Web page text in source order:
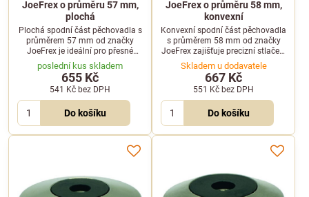
JoeFrex o průměru 57 mm,
plochá
Plochá spodní část pěchovadla s
průměrem 57 mm od značky
JoeFrex je ideální pro přesné
stlačení mleté kávy v páce
kávovaru. Kvalitní provedení
zajišťuje rovnoměrný tlak.
poslední kus skladem
655 Kč
541 Kč bez DPH
Do košíku
JoeFrex o průměru 58 mm,
konvexní
Konvexní spodní část pěchovadla
s průměrem 58 mm od značky
JoeFrex zajišťuje precizní stlačení
kávy v profesionálních
portafiltrech.
Skladem u dodavatele
667 Kč
551 Kč bez DPH
Do košíku